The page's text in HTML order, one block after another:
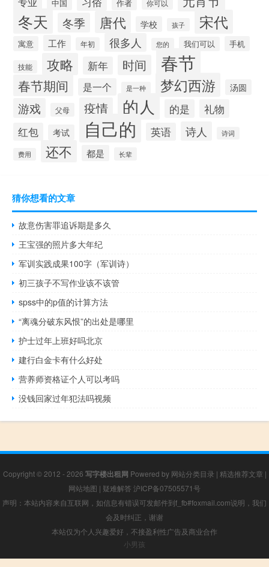
中国 作者 你可以
冬天 冬季 唐代 学校 孩子 宋代
寓意 工作 年初 很多人 您的 我们可以 手机
技能 攻略 新年 时间 春节
春节期间 是一个 是一种 梦幻西游 汤圆
游戏 父母 疫情 的人 的是 礼物
红包 考试 自己的 英语 诗人 诗词
费用 还不 都是 长辈
猜你想看的文章
故意伤害罪追诉期是多久
王宝强的照片多大年纪
军训实践成果100字（军训诗）
初三孩子不写作业该不该管
spss中的p值的计算方法
“离魂分破东风恨”的出处是哪里
护士过年上班好吗北京
建行白金卡有什么好处
营养师资格证个人可以考吗
没钱回家过年犯法吗视频
Copyright © 2012 - 2026 写字楼出租网 Powered by 网站分类目录 | 精选推荐文章 |
网站地图 | 疑难解答 沪ICP备07505571号
声明：本站内容来自互联网，如信息有错误可发邮件到f_fb#foxmail.com说明，我们
会及时纠正，谢谢
本站仅为个人兴趣爱好，不接盈利性广告及商业合作
小男孩